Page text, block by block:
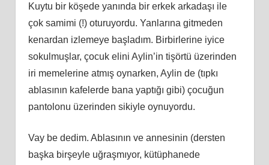
Kuytu bir köşede yanında bir erkek arkadaşı ile
çok samimi (!) oturuyordu. Yanlarına gitmeden
kenardan izlemeye başladım. Birbirlerine iyice
sokulmuşlar, çocuk elini Aylin’in tişörtü üzerinden
iri memelerine atmış oynarken, Aylin de (tıpkı
ablasının kafelerde bana yaptığı gibi) çocuğun
pantolonu üzerinden sikiyle oynuyordu.
Vay be dedim. Ablasının ve annesinin (dersten
başka birşeyle uğraşmıyor, kütüphanede